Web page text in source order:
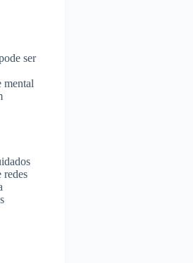
ser
mental
redes